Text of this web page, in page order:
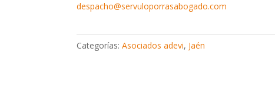
despacho@servuloporrasabogado.com
Categorías:Asociados adevi, Jaén